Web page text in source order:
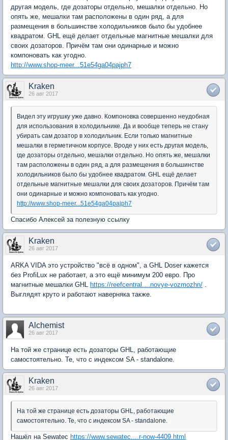
другая модель, где дозаторы отдельно, мешалки отдельно. Но
опять же, мешалки там расположены в один ряд, а для
размещения в большинстве холодильников было бы удобнее
квадратом. GHL ещё делает отдельные магнитные мешалки для
своих дозаторов. Причём там они одинарные и можно
компоновать как угодно.
http://www.shop-meer...51e54ga04pajph7
Kraken
26 авг 2017
Видел эту игрушку уже давно. Компоновка совершенно неудобная
для использования в холодильнике. Да и вообще теперь не стану
убирать сам дозатор в холодильник. Если только магнитные
мешалки в герметичном корпусе. Вроде у них есть другая модель,
где дозаторы отдельно, мешалки отдельно. Но опять же, мешалки
там расположены в один ряд, а для размещения в большинстве
холодильников было бы удобнее квадратом. GHL ещё делает
отдельные магнитные мешалки для своих дозаторов. Причём там
они одинарные и можно компоновать как угодно.
http://www.shop-meer...51e54ga04pajph7
Спасибо Алексей за полезную ссылку
Kraken
26 авг 2017
ARKA VIDA это устройство "всё в одном", а GHL Doser кажется
без ProfiLux не работает, а это ещё минимум 200 евро. Про
магнитные мешалки GHL
https://reefcentral....novye-vozmozhn/
Выглядят круто и работают наверняка также.
Alchemist
26 авг 2017
На той же странице есть дозаторы GHL, работающие
самостоятельно. Те, что с индексом SA - standalone.
Kraken
26 авг 2017
На той же странице есть дозаторы GHL, работающие
самостоятельно. Те, что с индексом SA - standalone.
Нашёл на Sewatec https://www.sewatec....r-now-4409.html